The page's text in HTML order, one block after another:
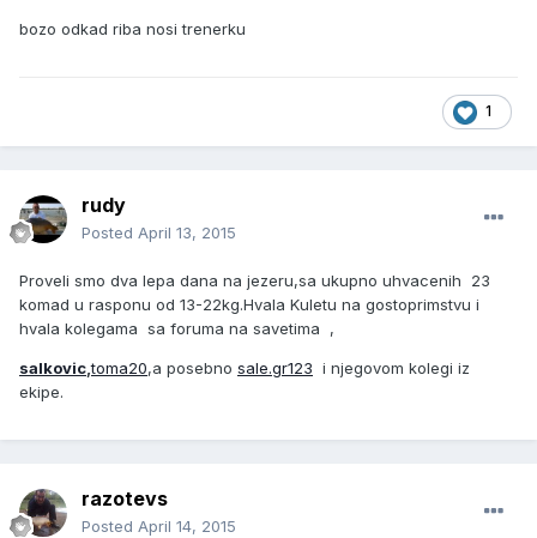
bozo odkad riba nosi trenerku
1
rudy
Posted April 13, 2015
Proveli smo dva lepa dana na jezeru,sa ukupno uhvacenih 23
komad u rasponu od 13-22kg.Hvala Kuletu na gostoprimstvu i
hvala kolegama sa foruma na savetima ,
salkovic,toma20,a posebno sale.gr123 i njegovom kolegi iz
ekipe.
razotevs
Posted April 14, 2015